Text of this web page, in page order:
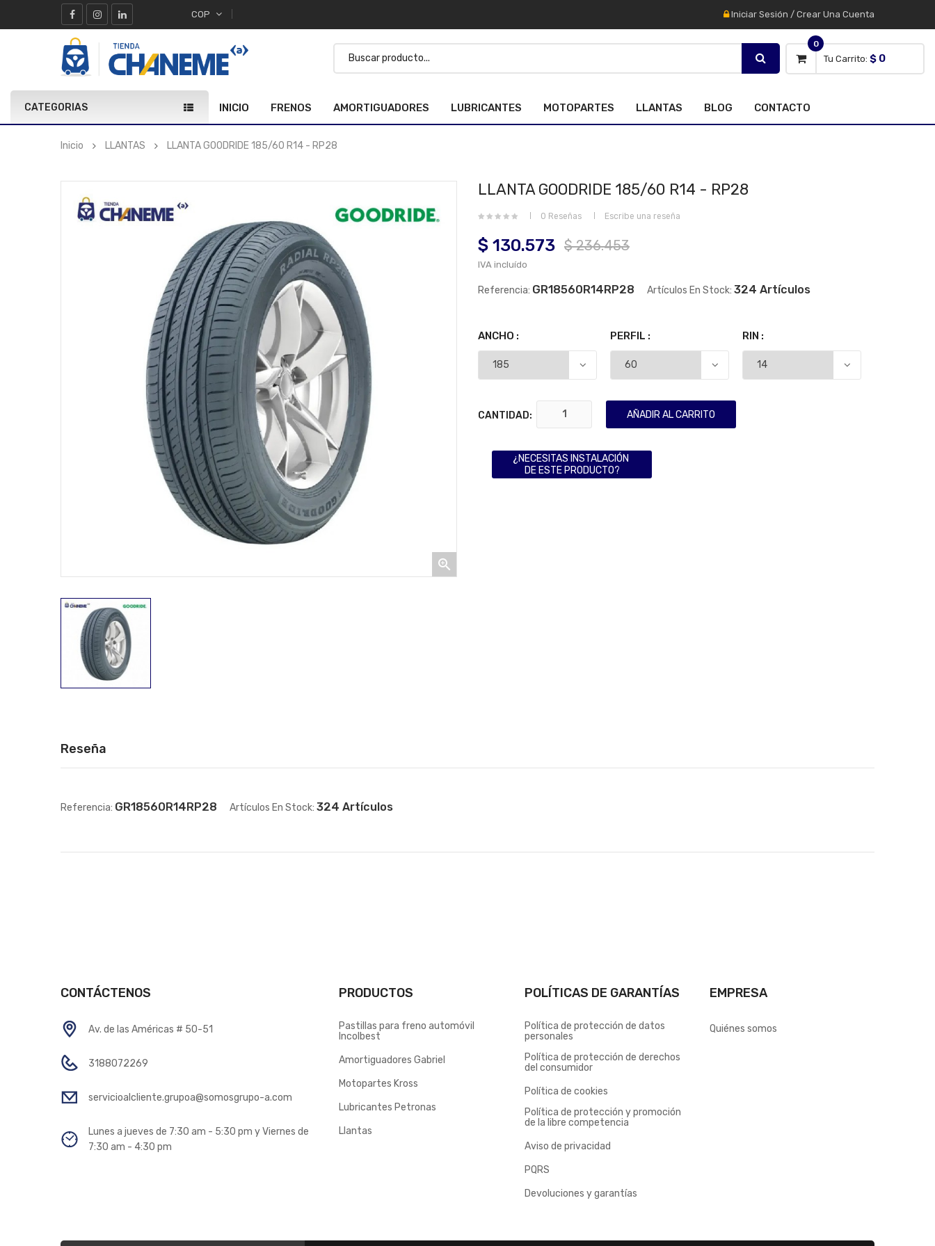
COP Iniciar Sesión / Crear Una Cuenta
Tu Carrito:
0
$ 0
CATEGORIAS INICIO FRENOS AMORTIGUADORES LUBRICANTES MOTOPARTES LLANTAS BLOG CONTACTO
Inicio LLANTAS LLANTA GOODRIDE 185/60 R14 - RP28

LLANTA GOODRIDE 185/60 R14 - RP28
0 Reseñas Escribe una reseña
$ 130.573 $ 236.453
IVA incluído
Referencia: GR18560R14RP28 Artículos En Stock: 324 Artículos
ANCHO : PERFIL : RIN :
CANTIDAD: AÑADIR AL CARRITO
¿NECESITAS INSTALACIÓN
DE ESTE PRODUCTO?
Reseña
Referencia: GR18560R14RP28 Artículos En Stock: 324 Artículos
CONTÁCTENOS
Av. de las Américas # 50-51
3188072269
servicioalcliente.grupoa@somosgrupo-a.com
Lunes a jueves de 7:30 am - 5:30 pm y Viernes de
7:30 am - 4:30 pm
PRODUCTOS
Pastillas para freno automóvil
Incolbest
Amortiguadores Gabriel
Motopartes Kross
Lubricantes Petronas
Llantas
POLÍTICAS DE GARANTÍAS
Política de protección de datos
personales
Política de protección de derechos
del consumidor
Política de cookies
Política de protección y promoción
de la libre competencia
Aviso de privacidad
PQRS
Devoluciones y garantías
EMPRESA
Quiénes somos